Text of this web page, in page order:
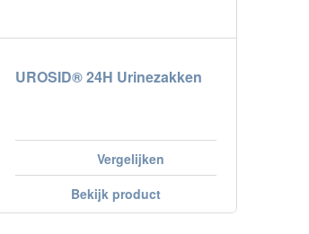
UROSID® 24H Urinezakken
Vergelijken
Bekijk product